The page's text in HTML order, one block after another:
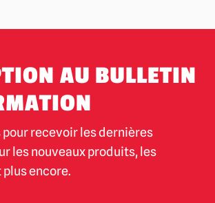
AU BULLETIN
recevoir les dernières
les nouveaux produits, les
encore.